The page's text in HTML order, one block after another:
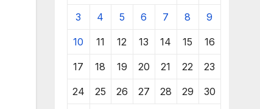
3 4 5 6 7 8 9
10 11 12 13 14 15 16
17 18 19 20 21 22 23
24 25 26 27 28 29 30